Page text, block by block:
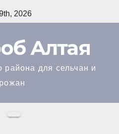
2026
Алтая
района для сельчан и